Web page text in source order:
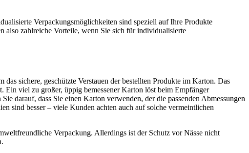
Verpackungsmöglichkeiten sind speziell auf Ihre Produkte
also zahlreiche Vorteile, wenn Sie sich für individualisierte
sichere, geschützte Verstauen der bestellten Produkte im Karton. Das
Ein viel zu großer, üppig bemessener Karton löst beim Empfänger
darauf, dass Sie einen Karton verwenden, der die passenden Abmessungen
sind besser – viele Kunden achten auch auf solche vermeintlichen
Verpackung. Allerdings ist der Schutz vor Nässe nicht